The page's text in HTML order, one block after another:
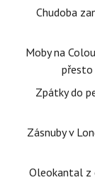
Chudoba
Moby na
Zpátky do
Zásnuby v
Oleokantal z